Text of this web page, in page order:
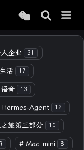
企业 31
活 17
音 13
Hermes-Agent 12
旅第三部分 10
# Mac mini 8